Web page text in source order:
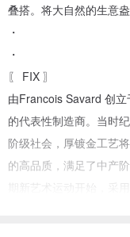
叠搭。将大自然的生意
・
・
〖 FIX 〗
由Francois Savard 创
的代表性制造商。当时
阶级社会，厚镀金工艺
的高品质，满足了中产
期新艺术运动开始，采